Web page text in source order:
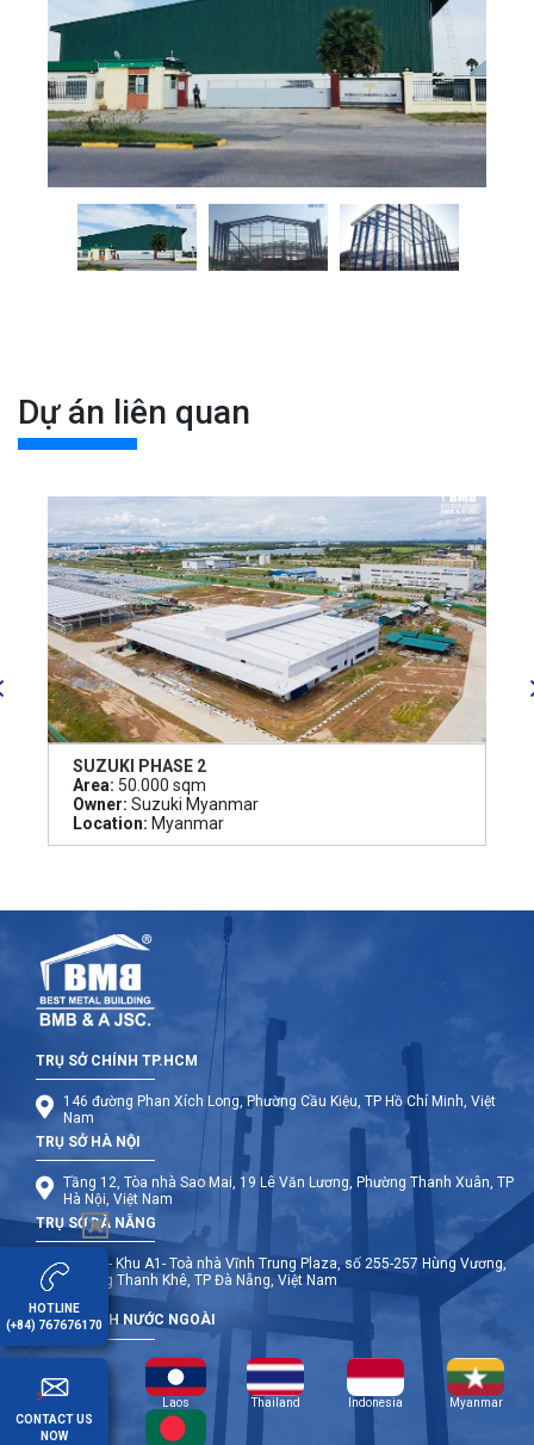
Dự án liên quan
SUZUKI PHASE 2
Area: 50.000 sqm
Owner: Suzuki Myanmar
Location: Myanmar
TRỤ SỞ CHÍNH TP.HCM
146 đường Phan Xích Long, Phường Cầu Kiệu, TP Hồ Chí Minh, Việt
Nam
TRỤ SỞ HÀ NỘI
Tầng 12, Tòa nhà Sao Mai, 19 Lê Văn Lương, Phường Thanh Xuân, TP
Hà Nội, Việt Nam
TRỤ SỞ ĐÀ NẴNG
Tầng 9- Khu A1- Toà nhà Vĩnh Trung Plaza, số 255-257 Hùng Vương,
Phường Thanh Khê, TP Đà Nẵng, Việt Nam
CHI NHÁNH NƯỚC NGOÀI
Laos Thailand Indonesia Myanmar
HOTLINE
(+84) 767676170
CONTACT US
NOW